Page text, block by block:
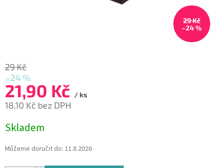
29 Kč
–24 %
29 Kč
–24 %
21,90 Kč / ks
18,10 Kč bez DPH
cena:
Skladem
Můžeme doručit do: 11.8.2026